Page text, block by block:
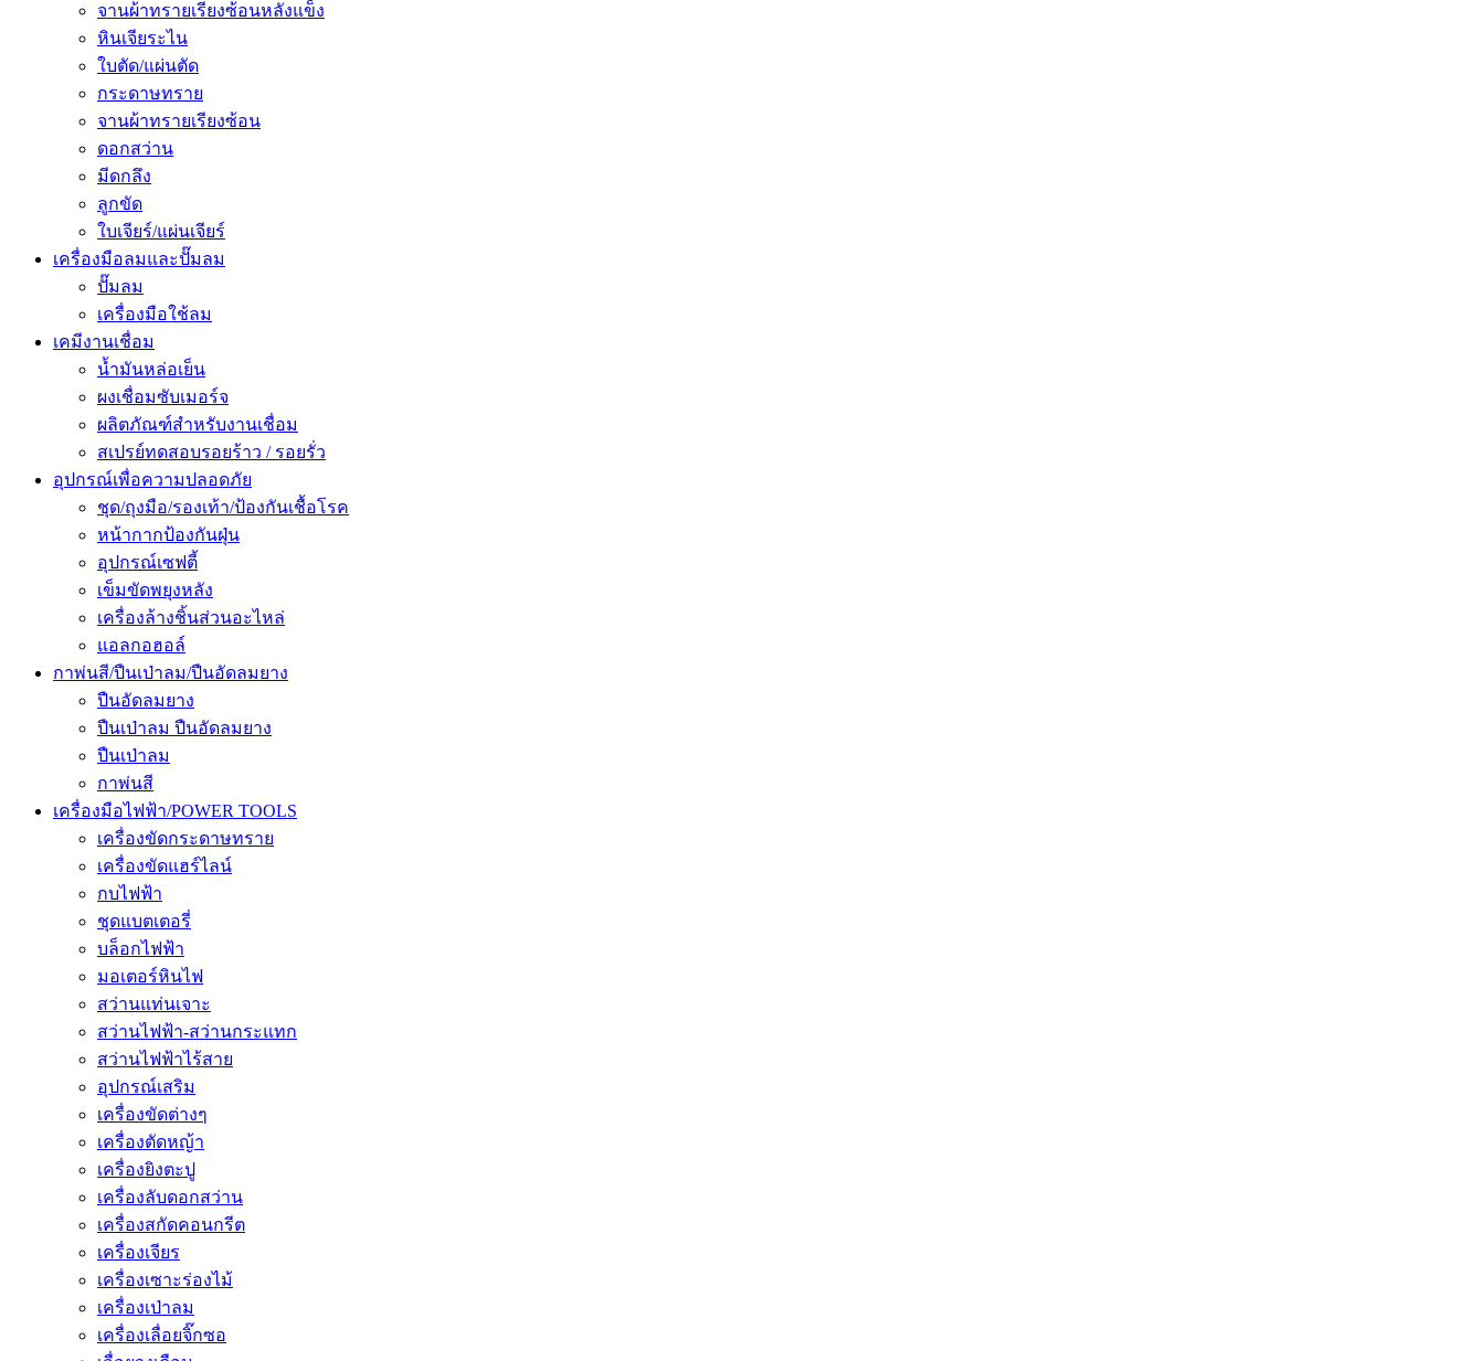
จานผ้าทรายเรียงซ้อนหลังแข็ง
หินเจียระไน
ใบตัด/แผ่นตัด
กระดาษทราย
จานผ้าทรายเรียงซ้อน
ดอกสว่าน
มีดกลึง
ลูกขัด
ใบเจียร์/แผ่นเจียร์
เครื่องมือลมและปั๊มลม
ปั๊มลม
เครื่องมือใช้ลม
เคมีงานเชื่อม
น้ำมันหล่อเย็น
ผงเชื่อมซับเมอร์จ
ผลิตภัณฑ์สำหรับงานเชื่อม
สเปรย์ทดสอบรอยร้าว / รอยรั่ว
อุปกรณ์เพื่อความปลอดภัย
ชุด/ถุงมือ/รองเท้า/ป้องกันเชื้อโรค
หน้ากากป้องกันฝุ่น
อุปกรณ์เซฟตี้
เข็มขัดพยุงหลัง
เครื่องล้างชิ้นส่วนอะไหล่
แอลกอฮอล์
กาพ่นสี/ปืนเป่าลม/ปืนอัดลมยาง
ปืนอัดลมยาง
ปืนเป่าลม ปืนอัดลมยาง
ปืนเป่าลม
กาพ่นสี
เครื่องมือไฟฟ้า/POWER TOOLS
เครื่องขัดกระดาษทราย
เครื่องขัดแฮร์ไลน์
กบไฟฟ้า
ชุดแบตเตอรี่
บล็อกไฟฟ้า
มอเตอร์หินไฟ
สว่านแท่นเจาะ
สว่านไฟฟ้า-สว่านกระแทก
สว่านไฟฟ้าไร้สาย
อุปกรณ์เสริม
เครื่องขัดต่างๆ
เครื่องตัดหญ้า
เครื่องยิงตะปู
เครื่องลับดอกสว่าน
เครื่องสกัดคอนกรีต
เครื่องเจียร
เครื่องเซาะร่องไม้
เครื่องเป่าลม
เครื่องเลื่อยจิ๊กซอ